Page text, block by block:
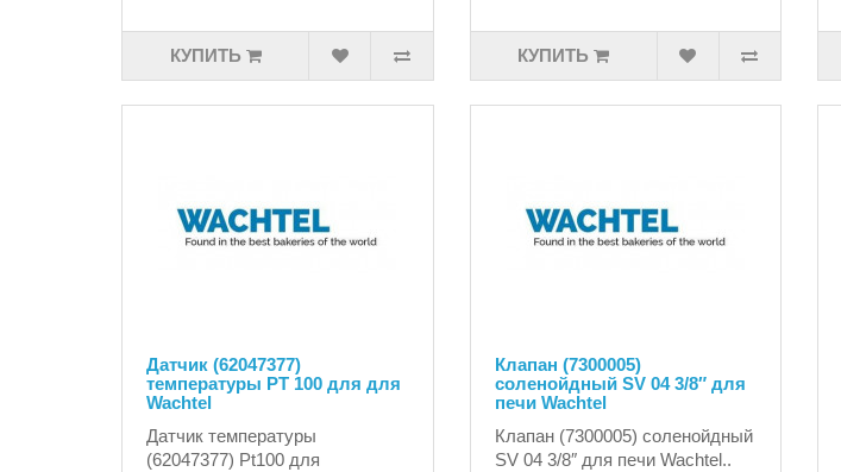
КУПИТЬ КУПИТЬ
Датчик (62047377)
температуры PT 100 для для
Wachtel
Датчик температуры
(62047377) Pt100 для
Клапан (7300005)
соленойдный SV 04 3/8″ для
печи Wachtel
Клапан (7300005) соленойдный
SV 04 3/8″ для печи Wachtel..